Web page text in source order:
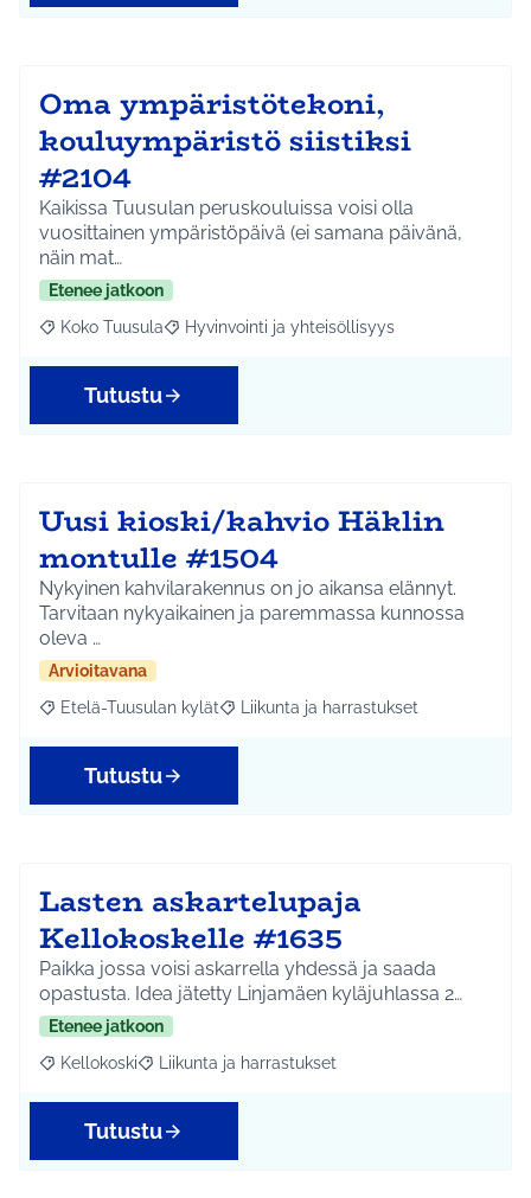
Oma ympäristötekoni,
kouluympäristö siistiksi
#2104
Kaikissa Tuusulan peruskouluissa voisi olla
vuosittainen ympäristöpäivä (ei samana päivänä,
näin mat…
Etenee jatkoon
Rajaa tulokset aihepiirin mukaan: Koko Tuusula
Koko Tuusula Rajaa tulokset teeman mukaan: Hyvinvointi ja
Hyvinvointi ja yhteisöllisyys
Tutustu
Uusi kioski/kahvio Häklin
montulle #1504
Nykyinen kahvilarakennus on jo aikansa elännyt.
Tarvitaan nykyaikainen ja paremmassa kunnossa
oleva …
Arvioitavana
Rajaa tulokset aihepiirin mukaan: Etelä-Tuusulan kylät
Etelä-Tuusulan kylät Rajaa tulokset teeman mukaan:
Liikunta ja harrastukset
Tutustu
Lasten askartelupaja
Kellokoskelle #1635
Paikka jossa voisi askarrella yhdessä ja saada
opastusta. Idea jätetty Linjamäen kyläjuhlassa 2…
Etenee jatkoon
Rajaa tulokset aihepiirin mukaan: Kellokoski
Kellokoski Rajaa tulokset teeman mukaan: Liikunta ja
Liikunta ja harrastukset
Tutustu